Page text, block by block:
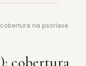
na psoríase
cobertura